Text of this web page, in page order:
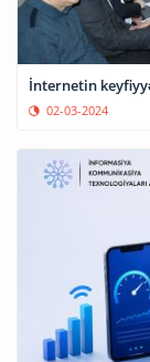
İnternetin
02-03-2024